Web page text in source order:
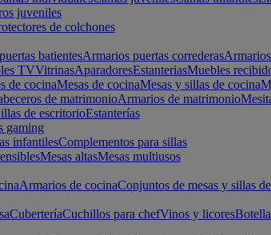
juveniles
de colchones
batientesArmarios puertas correderas
TVVitrinasAparadoresEstanteriasMuebles
de cocinaMesas de cocinaMesas y sillas de cocina
de matrimonioArmarios de matrimonio
de escritorioEstanterías
gaming
infantilesComplementos para sillas
Mesas altasMesas multiusos
Armarios de cocinaConjuntos de mesas y sillas
CuberteríaCuchillos para chefVinos y licores